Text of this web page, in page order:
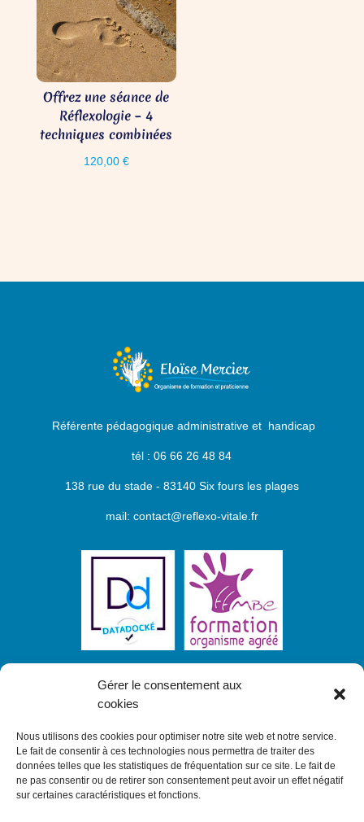
Gérer le consentement aux
cookies
Nous utilisons des cookies pour optimiser notre site web et notre service.
Le fait de consentir à ces technologies nous permettra de traiter des
données telles que les statistiques de fréquentation sur ce site. Le fait de
ne pas consentir ou de retirer son consentement peut avoir un effet négatif
sur certaines caractéristiques et fonctions.
Offrez une séance de
Réflexologie – 4
techniques combinées
120,00 €
Référente pédagogique administrative et handicap
tél : 06 66 26 48 84
138 rue du stade - 83140 Six fours les plages
mail: contact@reflexo-vitale.fr
Inscrivez-vous à notre newsletter etrecevez
toutes nos actualités sur nos formations